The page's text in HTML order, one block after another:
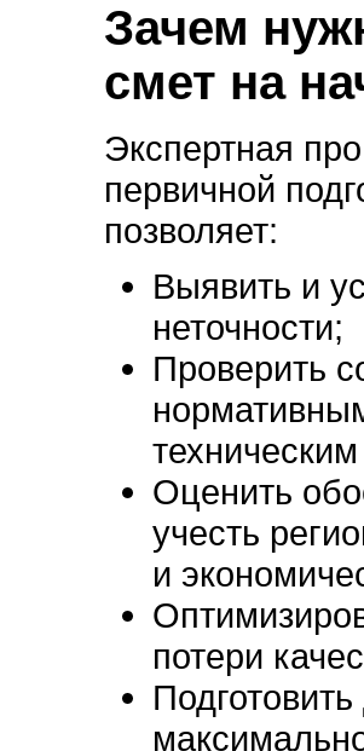
Зачем
смет на
Экспертная
первичной
позволяет:
Выявить и
неточности;
Проверить
Оценить
учесть
и
потери